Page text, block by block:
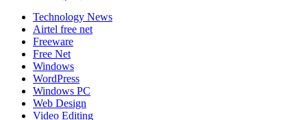
Technology News
Airtel free net
Freeware
Free Net
Windows
WordPress
Windows PC
Web Design
Video Editing